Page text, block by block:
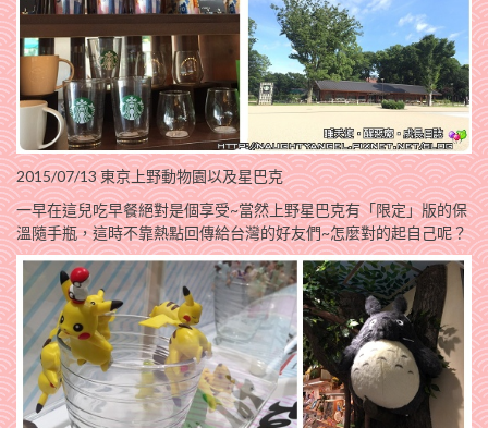
2015/07/13 東京上野動物園以及星巴克
一早在這兒吃早餐絕對是個享受~當然上野星巴克有「限定」版的保
溫隨手瓶，這時不靠熱點回傳給台灣的好友們~怎麼對的起自己呢？